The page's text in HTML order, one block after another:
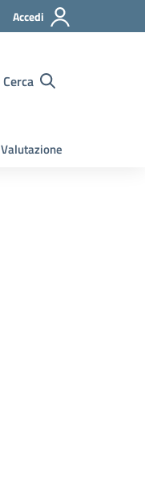
Accedi
Cerca
Valutazione